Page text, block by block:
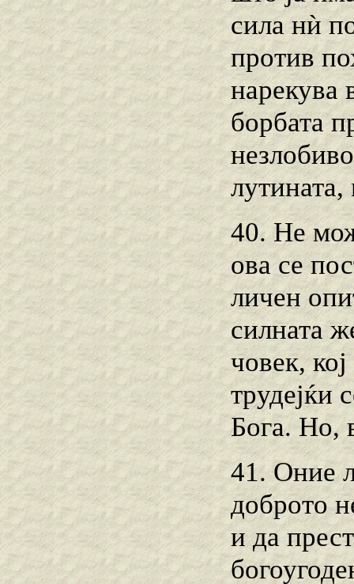
сила нѝ
против
нарекува
борбата
40. Не
ова се
личен
силната
човек,
трудејќи
Бога. Но,
41. Оние
доброто
и да